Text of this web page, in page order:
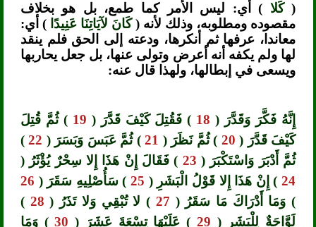
(كَلا ) أي: ليس الأمر كما طمع، بل هو بخلاف
مقصوده ومطلوبه، وذلك لأنه (كَانَ لآيَاتِنَا عَنِيدًا) أي:
معاندا، عرفها ثم أنكرها، ودعته إلى الحق فلم ينقد
لها ولم يكفه أنه أعرض وتولى عنها، بل جعل يحاربها
ويسعى في إبطالها، ولهذا قال عنه:
إِنَّهُ فَكَّرَ وَقَدَّرَ (18 ) فَقُتِلَ كَيْفَ قَدَّرَ (
) ثُمَّ قُتِلَ
كَيْفَ قَدَّرَ (20 ) ثُمَّ نَظَرَ ( ) ثُمَّ عَبَسَ وَبَسَرَ (
)
ثُمَّ أَدْبَرَ وَاسْتَكْبَرَ (23
) فَقَالَ إِنْ هَذَا إِلا سِحْرٌ يُؤْثَرُ (
24 ) إِنْ هَذَا إِلا قَوْلُ الْبَشَرِ ( ) سَأُصْلِيهِ سَقَرَ (
) وَمَا أَدْرَاكَ مَا سَقَرُ (
) لا تُبْقِي وَلا تَذَرُ (28
)
لَوَّاحَةٌ لِلْبَشَرِ (
) عَلَيْهَا تِسْعَةَ عَشَرَ (30
) وَمَا